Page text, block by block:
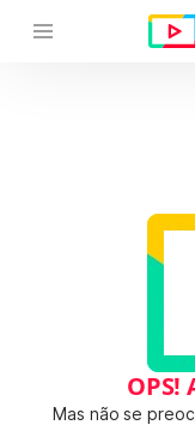
OPS!
Mas não se